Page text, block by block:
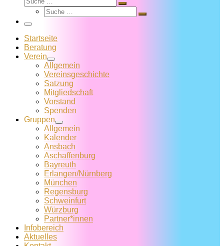
Suche
Suche
Suche
Menü
Startseite
Beratung
Verein
Allgemein
Vereins­geschichte
Satzung
Mitglied­schaft
Vorstand
Spenden
Gruppen
Allgemein
Kalender
Ansbach
Aschaffenburg
Bayreuth
Erlangen/Nürnberg
München
Regensburg
Schweinfurt
Würzburg
Partner*innen
Infobereich
Aktuelles